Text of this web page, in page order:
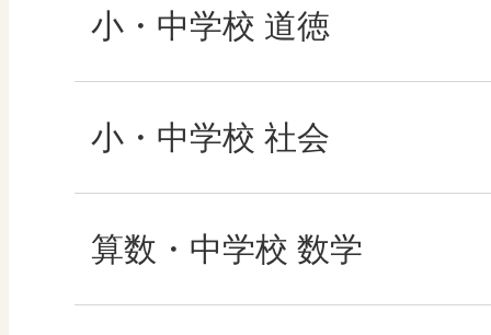
形 forme
十人虹色 ～「違う」
図工のみかた
小・中学校 道徳
どうとくのひろば
どうする？とくだ先
―マンガで考える道
小・中学校 社会
社会科NAVI
算数・中学校 数学